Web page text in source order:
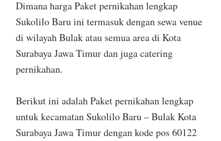
Dimana harga Paket pernikahan lengkap
Sukolilo Baru ini termasuk dengan sewa venue
di wilayah Bulak atau semua area di Kota
Surabaya Jawa Timur dan juga catering
pernikahan.
Berikut ini adalah Paket pernikahan lengkap
untuk kecamatan Sukolilo Baru – Bulak Kota
Surabaya Jawa Timur dengan kode pos 60122